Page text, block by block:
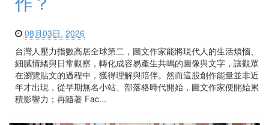
08月03日, 2026
台灣人壓力指數高居全球第二，圖文作家能將現代人的生活煩惱、
細膩情緒與日常觀察，轉化成容易產生共鳴的圖像與文字，讓觀眾
在瀏覽貼文的過程中，獲得理解與陪伴。然而這股創作能量並非近
年才出現，從早期無名小站、部落格時代開始，圖文作家便開始累
積影響力；再隨著 Fac...